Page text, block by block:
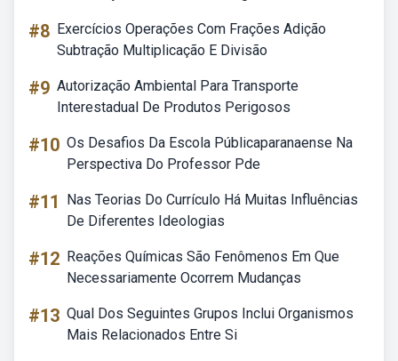
#8 Exercícios Operações Com Frações Adição
Subtração Multiplicação E Divisão
#9 Autorização Ambiental Para Transporte
Interestadual De Produtos Perigosos
#10 Os Desafios Da Escola Públicaparanaense Na
Perspectiva Do Professor Pde
#11
Nas Teorias Do Currículo Há Muitas Influências
De Diferentes Ideologias
#12 Reações Químicas São Fenômenos Em Que
Necessariamente Ocorrem Mudanças
#13 Qual Dos Seguintes Grupos Inclui Organismos
Mais Relacionados Entre Si